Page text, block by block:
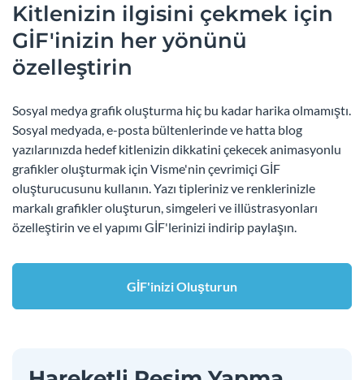
Kitlenizin ilgisini çekmek için
GİF'inizin her yönünü
özelleştirin
Sosyal medya grafik oluşturma hiç bu kadar harika olmamıştı.
Sosyal medyada, e-posta bültenlerinde ve hatta blog
yazılarınızda hedef kitlenizin dikkatini çekecek animasyonlu
grafikler oluşturmak için Visme'nin çevrimiçi GİF
oluşturucusunu kullanın. Yazı tipleriniz ve renklerinizle
markalı grafikler oluşturun, simgeleri ve illüstrasyonları
özelleştirin ve el yapımı GİF'lerinizi indirip paylaşın.
GİF'inizi Oluşturun